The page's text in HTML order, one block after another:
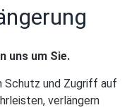
uns um Sie.
Schutz und Zugriff auf
verlängern